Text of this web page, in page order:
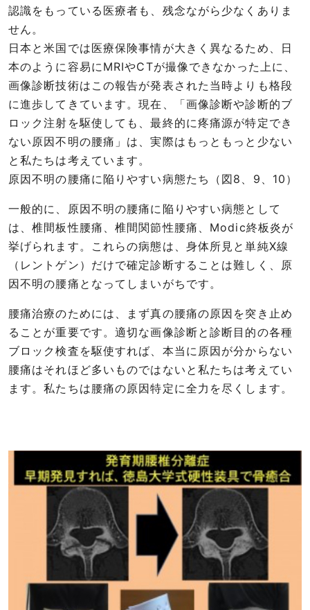
認識をもっている医療者も、残念ながら少なくありま
せん。
日本と米国では医療保険事情が大きく異なるため、日
本のように容易にMRIやCTが撮像できなかった上に、
画像診断技術はこの報告が発表された当時よりも格段
に進歩してきています。現在、「画像診断や診断的ブ
ロック注射を駆使しても、最終的に疼痛源が特定でき
ない原因不明の腰痛」は、実際はもっともっと少ない
と私たちは考えています。
原因不明の腰痛に陥りやすい病態たち（図8、9、10）
一般的に、原因不明の腰痛に陥りやすい病態として
は、椎間板性腰痛、椎間関節性腰痛、Modic終板炎が
挙げられます。これらの病態は、身体所見と単純X線
（レントゲン）だけで確定診断することは難しく、原
因不明の腰痛となってしまいがちです。
腰痛治療のためには、まず真の腰痛の原因を突き止め
ることが重要です。適切な画像診断と診断目的の各種
ブロック検査を駆使すれば、本当に原因が分からない
腰痛はそれほど多いものではないと私たちは考えてい
ます。私たちは腰痛の原因特定に全力を尽くします。